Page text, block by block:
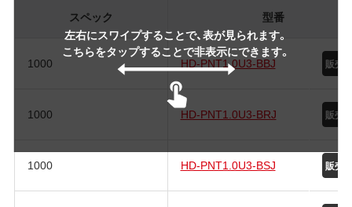
左右にスワイプすることで、表が見られます。
こちらをタップすることで非表示にできます。
スペック 型番
1000 HD-PNT1.0U3-BBJ
1000 HD-PNT1.0U3-BRJ
1000 HD-PNT1.0U3-BSJ